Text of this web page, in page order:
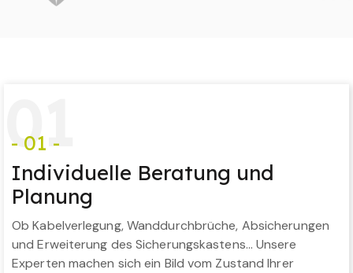
01
- 01 -
Individuelle Beratung und
Planung
Ob Kabelverlegung, Wanddurchbrüche, Absicherungen
und Erweiterung des Sicherungskastens… Unsere
Experten machen sich ein Bild vom Zustand Ihrer